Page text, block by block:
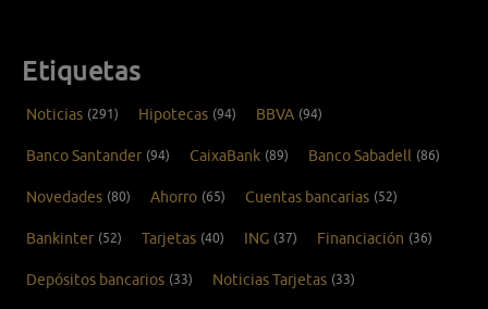
Etiquetas
Noticias (291) Hipotecas (94) BBVA (94)
Banco Santander (94) CaixaBank (89) Banco Sabadell (86)
Novedades (80) Ahorro (65) Cuentas bancarias (52)
Bankinter (52) Tarjetas (40) ING (37) Financiación (36)
Depósitos bancarios (33) Noticias Tarjetas (33)